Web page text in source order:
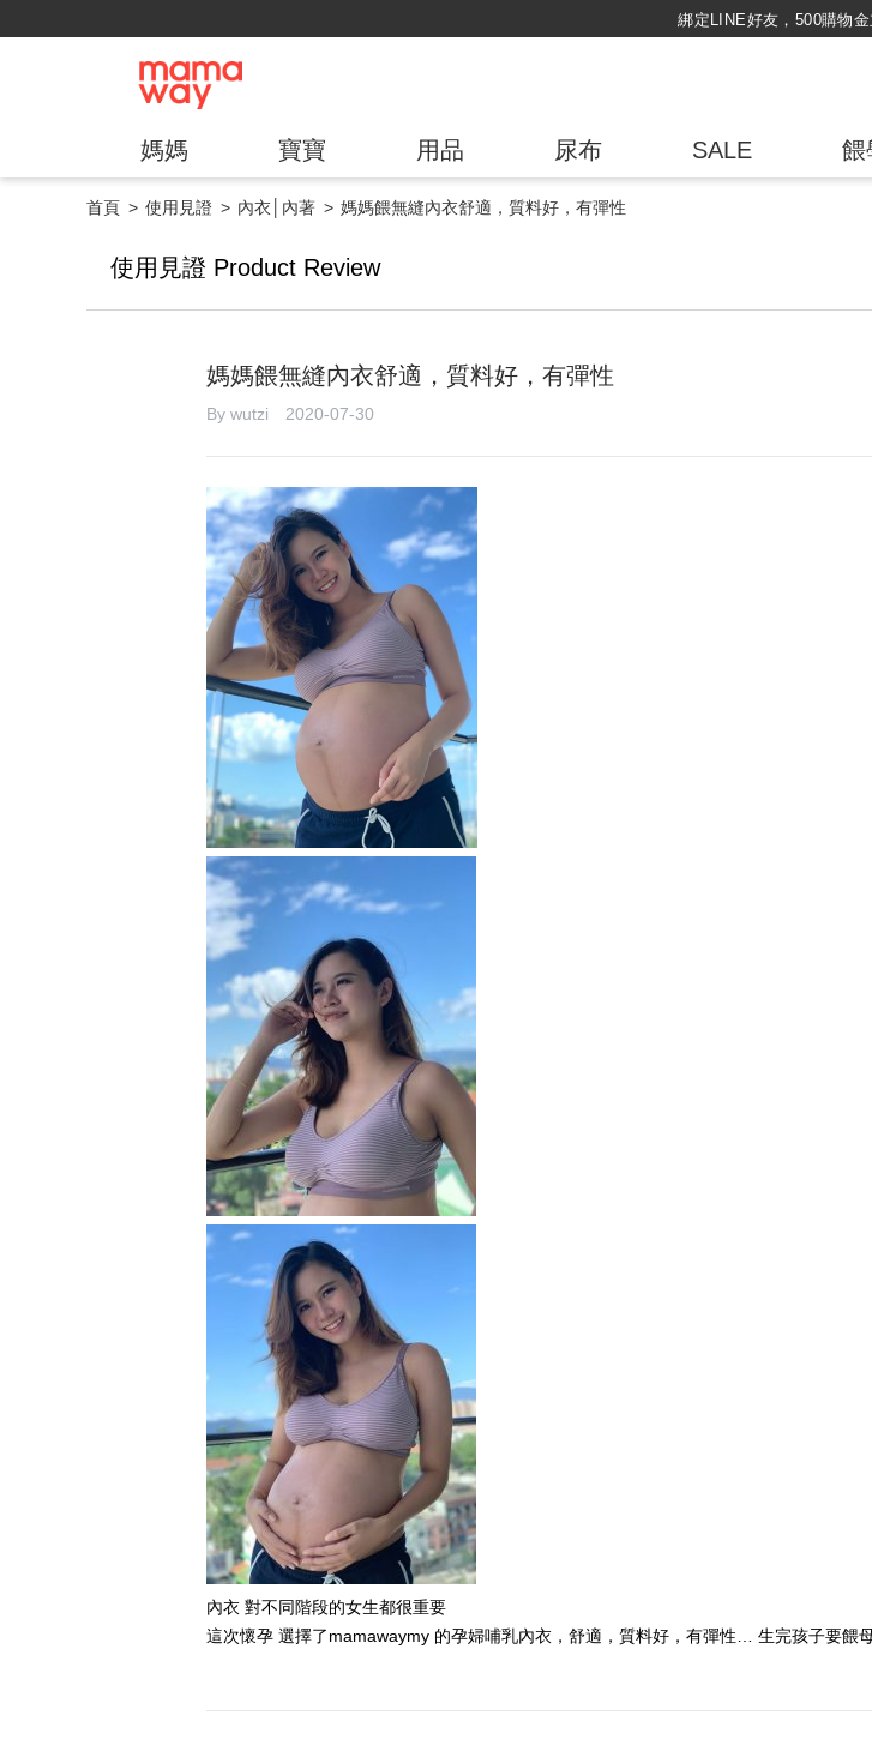
綁定LINE好友，500購物金
媽媽 寶寶 用品 尿布 SALE 餵
首頁 使用見證 內衣│內著 媽媽餵無縫內衣舒適，質料好，有彈性
使用見證 Product Review
媽媽餵無縫內衣舒適，質料好，有彈性
By wutzi 2020-07-30
內衣 對不同階段的女生都很重要
這次懷孕 選擇了mamawaymy 的孕婦哺乳內衣，舒適，質料好，有彈性… 生完孩子要餵